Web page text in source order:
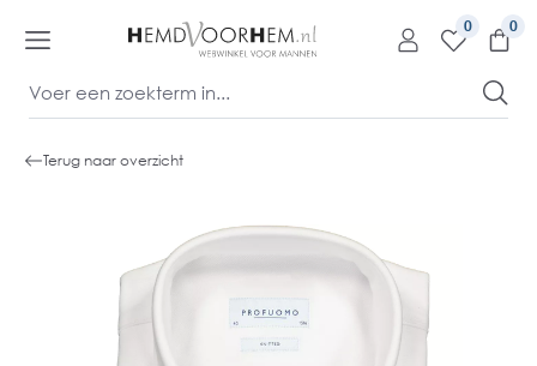
0
Terug naar overzicht